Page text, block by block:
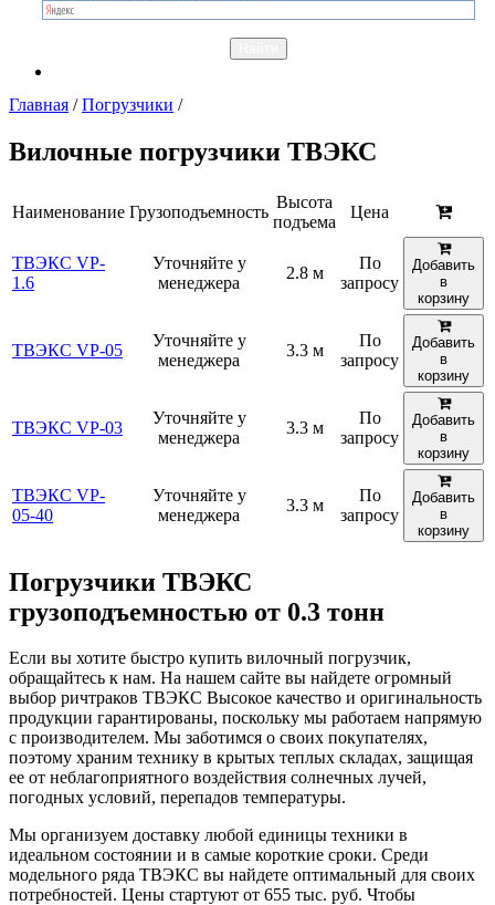
Главная /Погрузчики /
Вилочные погрузчики ТВЭКС
Наименование Грузоподъемность
Высота
подъема
Цена
ТВЭКС VP-
1.6
Уточняйте у
менеджера
2.8 м
По
запросу
Добавить
в
корзину
ТВЭКС VP-05
Уточняйте у
менеджера
3.3 м
По
запросу
Добавить
в
корзину
ТВЭКС VP-03
Уточняйте у
менеджера
3.3 м
По
запросу
Добавить
в
корзину
ТВЭКС VP-
05-40
Уточняйте у
менеджера
3.3 м
По
запросу
Добавить
в
корзину
Погрузчики ТВЭКС
грузоподъемностью от 0.3 тонн
Если вы хотите быстро купить вилочный погрузчик,
обращайтесь к нам. На нашем сайте вы найдете огромный
выбор ричтраков ТВЭКС Высокое качество и оригинальность
продукции гарантированы, поскольку мы работаем напрямую
с производителем. Мы заботимся о своих покупателях,
поэтому храним технику в крытых теплых складах, защищая
ее от неблагоприятного воздействия солнечных лучей,
погодных условий, перепадов температуры.
Мы организуем доставку любой единицы техники в
идеальном состоянии и в самые короткие сроки. Среди
модельного ряда ТВЭКС вы найдете оптимальный для своих
потребностей. Цены стартуют от 655 тыс. руб. Чтобы